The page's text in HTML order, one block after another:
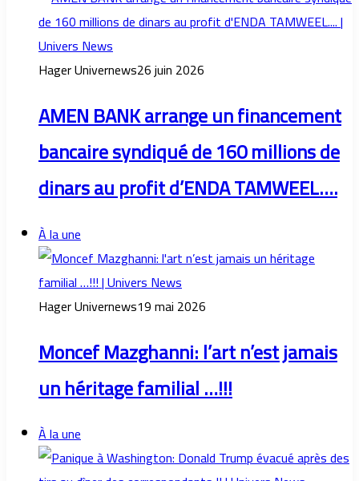
Hager Univernews26 juin 2026
AMEN BANK arrange un financement
bancaire syndiqué de 160 millions de
dinars au profit d’ENDA TAMWEEL….
À la une
Hager Univernews19 mai 2026
Moncef Mazghanni: l’art n’est jamais
un héritage familial …!!!
À la une